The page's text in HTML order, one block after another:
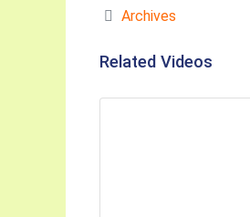
Archives
Related Videos